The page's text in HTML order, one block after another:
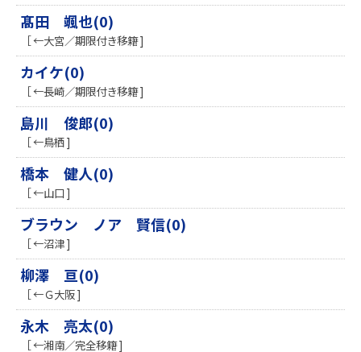
髙田 颯也(0)
［ ←大宮／期限付き移籍 ]
カイケ(0)
［ ←長崎／期限付き移籍 ]
島川 俊郎(0)
［ ←鳥栖 ]
橋本 健人(0)
［ ←山口 ]
ブラウン ノア 賢信(0)
［ ←沼津 ]
柳澤 亘(0)
［ ←Ｇ大阪 ]
永木 亮太(0)
［ ←湘南／完全移籍 ]